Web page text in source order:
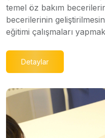
temel öz bakım
becerilerinin
eğitimi çalışmaları
Detaylar